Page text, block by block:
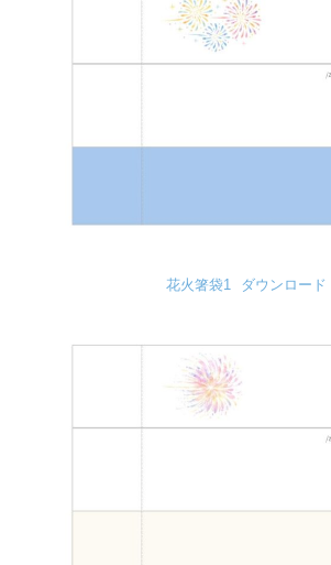
花火箸袋1 ダウンロード